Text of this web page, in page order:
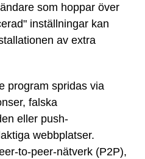
som hoppar över
inställningar kan
av extra
program spridas via
falska
eller push-
webbplatser.
to-peer-nätverk (P2P),